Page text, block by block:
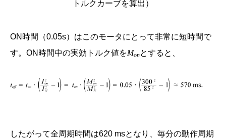
トルクカーブを算出）
ON時間（0.05s）はこのモータにとって非常に短時間で
す。ON時間中の実効トルク値をMonとすると、
したがって全周期時間は620 msとなり、毎分の動作周期